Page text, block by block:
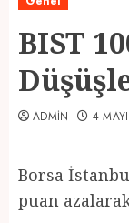
BIST
ADMIN 4
Borsa
puan